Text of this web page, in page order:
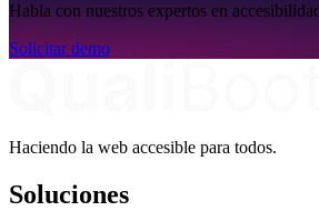
Habla con nuestros expertos en
Solicitar demo
Haciendo la web accesible para todos.
Soluciones